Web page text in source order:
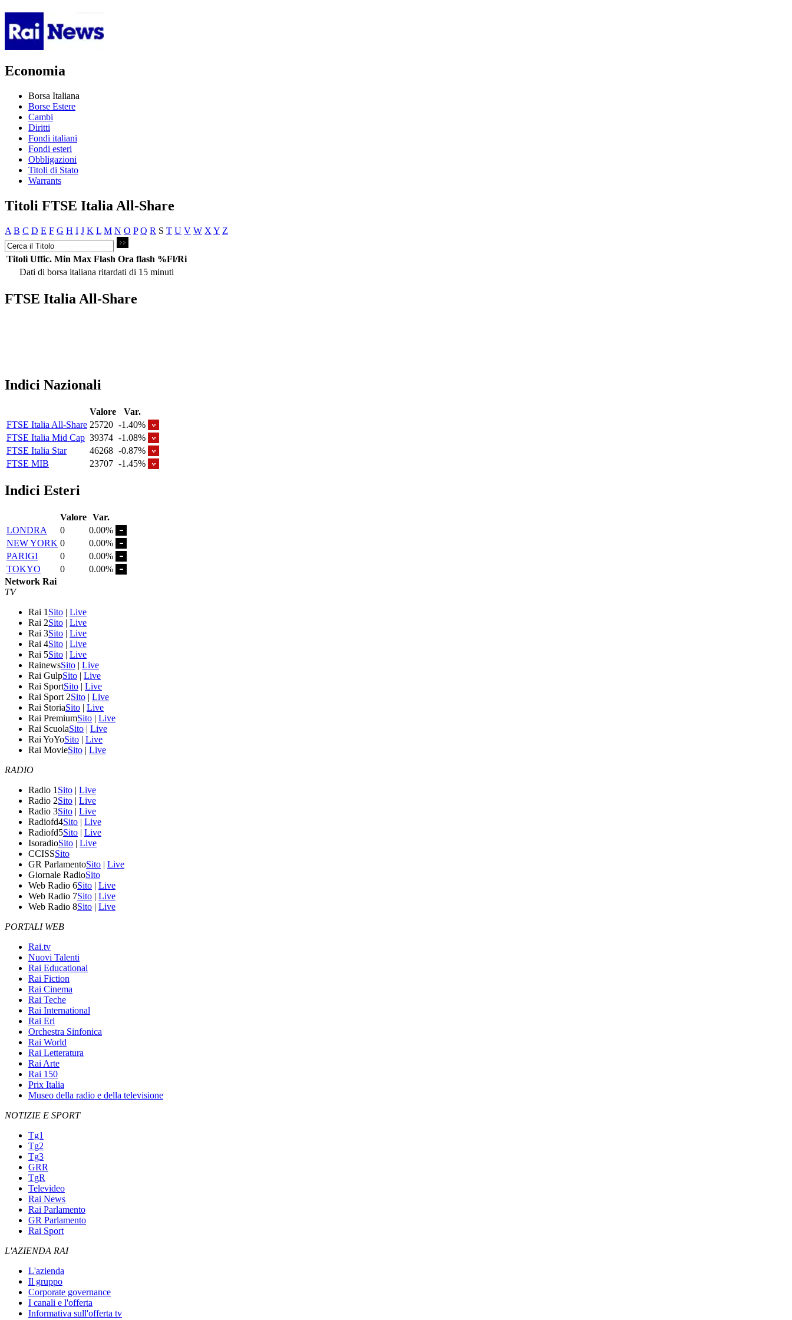
Economia
Borsa Italiana
Borse Estere
Cambi
Diritti
Fondi italiani
Fondi esteri
Obbligazioni
Titoli di Stato
Warrants
Titoli FTSE Italia All-Share
A B C D E F G H I J K L M N O P Q R S T U V W X Y Z
Titoli Uffic. Min Max Flash Ora flash %Fl/Ri
Dati di borsa italiana ritardati di 15 minuti
FTSE Italia All-Share
Indici Nazionali
Valore
Var.
FTSE Italia All-Share 25720 -1.40%
FTSE Italia Mid Cap 39374 -1.08%
FTSE Italia Star
46268 -0.87%
FTSE MIB
23707 -1.45%
Indici Esteri
Valore Var.
LONDRA
0
0.00%
NEW YORK 0
0.00%
PARIGI
0
0.00%
TOKYO
0
0.00%
Network Rai
TV
Rai 1 Sito | Live
Rai 2Sito | Live
Rai 3Sito | Live
Rai 4Sito | Live
Rai 5Sito | Live
RainewsSito | Live
Rai GulpSito | Live
Rai SportSito | Live
Rai Sport 2Sito | Live
Rai StoriaSito | Live
Rai PremiumSito | Live
Rai ScuolaSito | Live
Rai YoYoSito | Live
Rai MovieSito | Live
RADIO
Radio 1 Sito | Live
Radio 2Sito | Live
Radio 3Sito | Live
Radiofd4Sito | Live
Radiofd5Sito | Live
IsoradioSito | Live
CCISSSito
GR ParlamentoSito | Live
Giornale RadioSito
Web Radio 6Sito | Live
Web Radio 7Sito | Live
Web Radio 8Sito | Live
PORTALI WEB
Rai.tv
Nuovi Talenti
Rai Educational
Rai Fiction
Rai Cinema
Rai Teche
Rai International
Rai Eri
Orchestra Sinfonica
Rai World
Rai Letteratura
Rai Arte
Rai 150
Prix Italia
Museo della radio e della televisione
NOTIZIE E SPORT
Tg1
Tg2
Tg3
GRR
TgR
Televideo
Rai News
Rai Parlamento
GR Parlamento
Rai Sport
L'AZIENDA RAI
L'azienda
Il gruppo
Corporate governance
I canali e l'offerta
Informativa sull'offerta tv